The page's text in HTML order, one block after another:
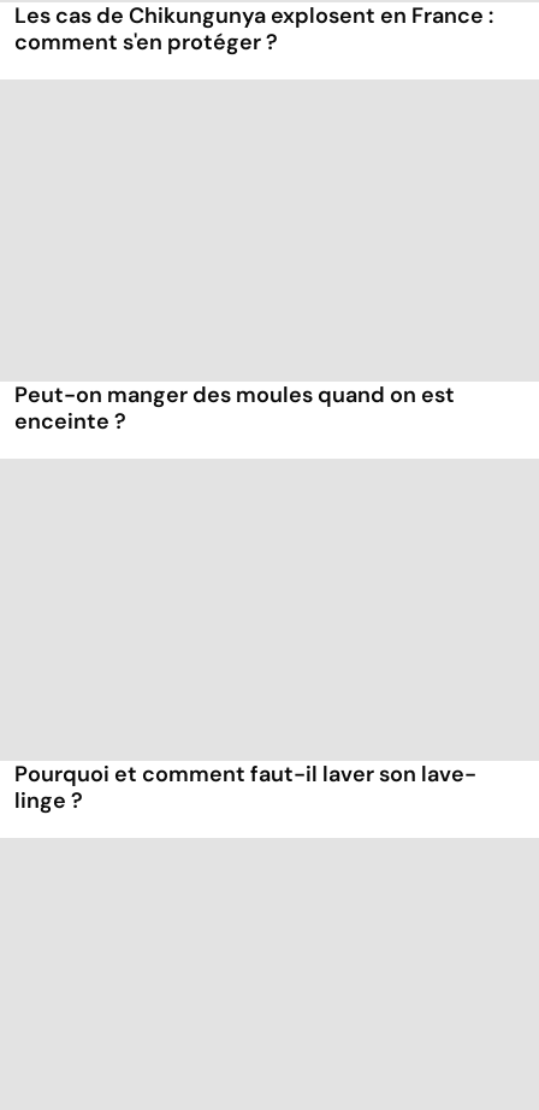
Les cas de Chikungunya explosent en France :
comment s'en protéger ?
Peut-on manger des moules quand on est
enceinte ?
Pourquoi et comment faut-il laver son lave-
linge ?